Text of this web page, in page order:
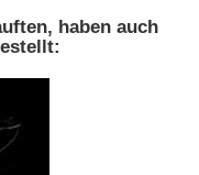
haben auch